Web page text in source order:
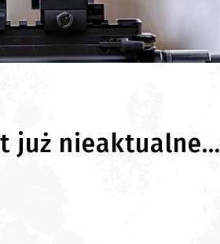
już nieaktualne...